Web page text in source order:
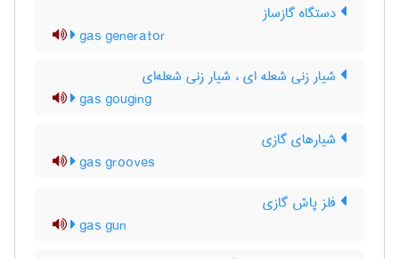
دستگاه گازساز
gas generator
شیار زنی شعله ای ، شیار زنی شعله‌ای
gas gouging
شیارهای گازی
gas grooves
فلز پاش گازی
gas gun